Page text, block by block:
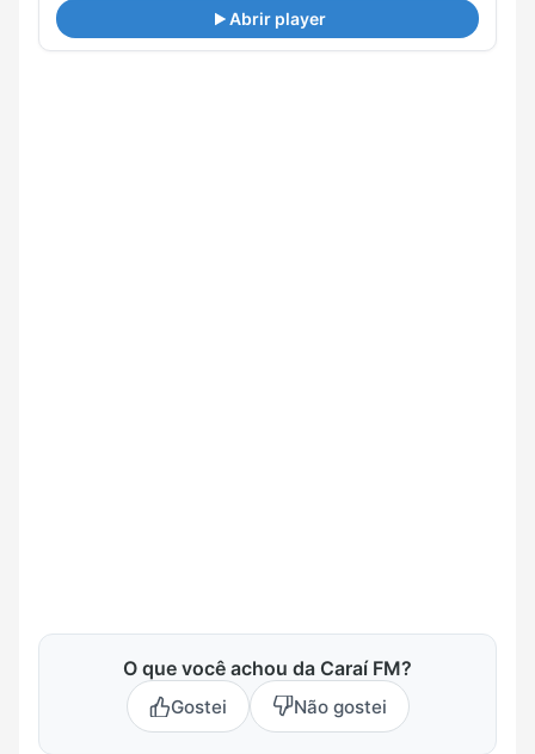
Abrir player
O que você achou da Caraí FM?
Gostei Não gostei